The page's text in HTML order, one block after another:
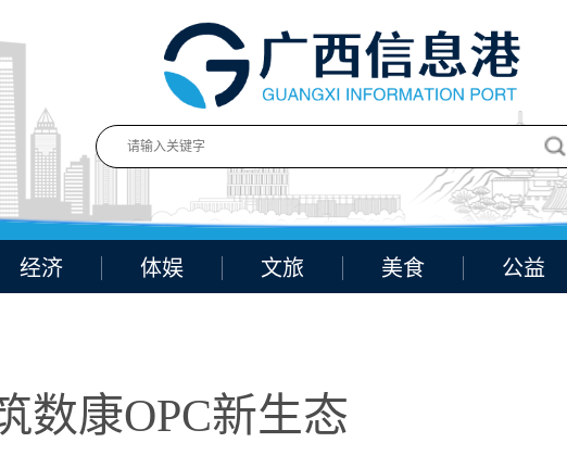
经济 体娱 文旅 美食 公益
数康OPC新生态